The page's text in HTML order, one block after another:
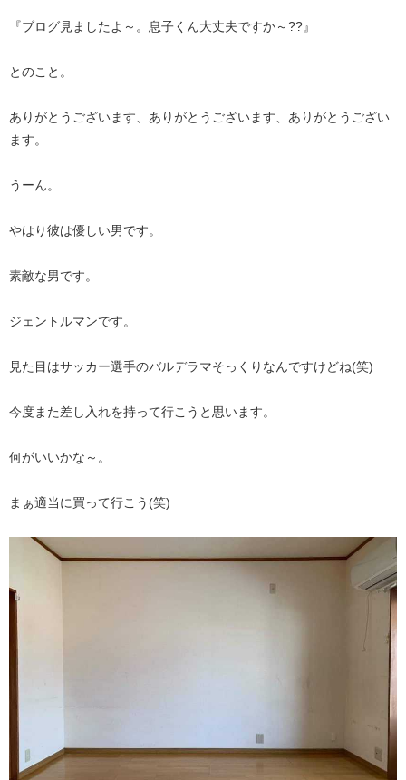
『ブログ見ましたよ～。息子くん大丈夫ですか～??』
とのこと。
ありがとうございます、ありがとうございます、ありがとうござい
ます。
うーん。
やはり彼は優しい男です。
素敵な男です。
ジェントルマンです。
見た目はサッカー選手のバルデラマそっくりなんですけどね(笑)
今度また差し入れを持って行こうと思います。
何がいいかな～。
まぁ適当に買って行こう(笑)